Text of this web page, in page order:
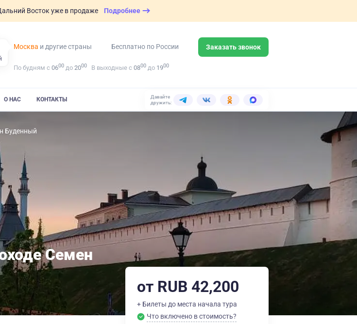
Восток уже в продаже Подробнее
Москва и другие страны Бесплатно по России Заказать звонок
По будням с 0600 до 2000 В выходные с 0800 до 1900
О НАС КОНТАКТЫ
Давайте
дружить:
Буденный
Семен
от RUB 42,200
+ Билеты до места начала тура
Что включено в стоимость?